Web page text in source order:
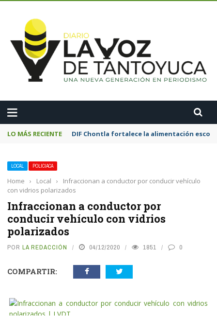
LO MÁS RECIENTE DIF Chontla fortalece la alimentación
LOCAL POLICIACA
Home › Local ›
Infraccionan a conductor por conducir vehículo
con vidrios polarizados
Infraccionan a conductor por
conducir vehículo con vidrios
polarizados
POR LA REDACCIÓN 04/12/2020 1851 0
COMPARTIR: